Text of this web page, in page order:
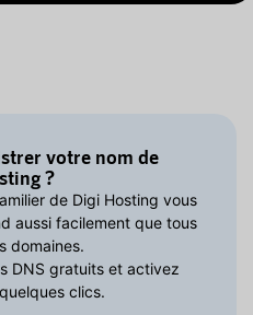
votre nom de
?
de Digi Hosting vous
aussi facilement que tous
domaines.
DNS gratuits et activez
clics.